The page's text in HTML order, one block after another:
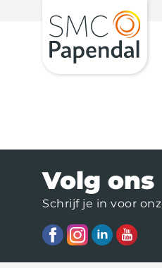
Volg ons
Schrijf je in voor